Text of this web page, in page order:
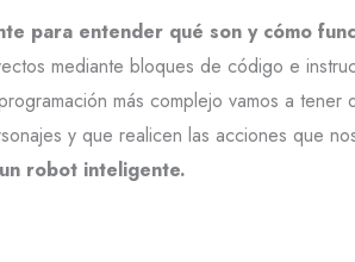
para entender qué son y cómo
mediante bloques de código e
más complejo vamos a
y que realicen las acciones que
robot inteligente.